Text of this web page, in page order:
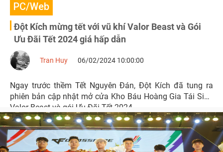
PC/Web
Đột Kích mừng tết với vũ khí Valor Beast và Gói
Ưu Đãi Tết 2024 giá hấp dẫn
Tran Huy 06/02/2024 10:00:00
Ngay trước thềm Tết Nguyên Đán, Đột Kích đã tung ra
phiên bản cập nhật mở cửa Kho Báu Hoàng Gia Tái Sinh
Valor Beast và gói Ưu Đãi Tết 2024.